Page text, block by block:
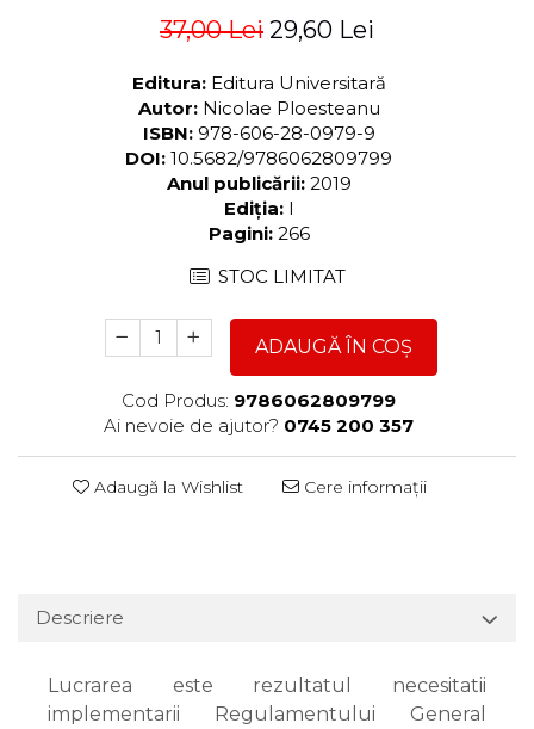
37,00 Lei 29,60 Lei
Editura: Editura Universitară
Autor: Nicolae Ploesteanu
ISBN: 978-606-28-0979-9
DOI: 10.5682/9786062809799
Anul publicării: 2019
Ediția: I
Pagini: 266
STOC LIMITAT
ADAUGĂ ÎN COȘ
Cod Produs: 9786062809799
Ai nevoie de ajutor? 0745 200 357
Adaugă la Wishlist Cere informații
Descriere
Lucrarea este rezultatul necesitatii
implementarii Regulamentului General